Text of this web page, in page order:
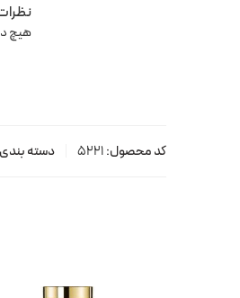
هیچ
کد محصول:5221 دسته